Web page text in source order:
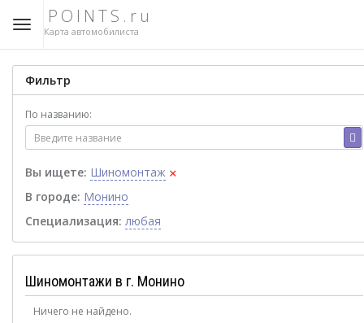
POINTS.ru
Карта автомобилиста
Фильтр
По названию:
Вы ищете: Шиномонтаж ×
В городе: Монино
Специализация: любая
Шиномонтажи в г. Монино
Ничего не найдено.